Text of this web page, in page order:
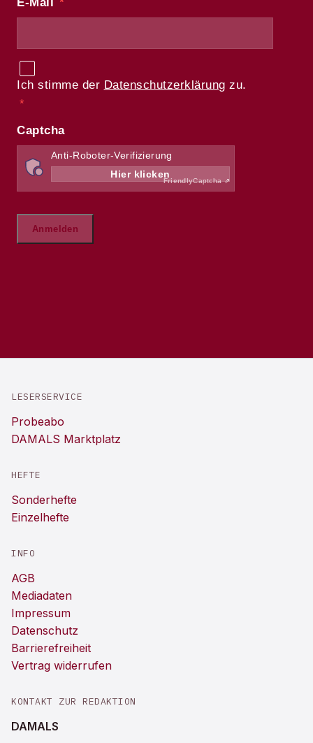
LESERSERVICE
Probeabo
DAMALS Marktplatz
HEFTE
Sonderhefte
Einzelhefte
INFO
AGB
Mediadaten
Impressum
Datenschutz
Barrierefreiheit
Vertrag widerrufen
KONTAKT ZUR REDAKTION
DAMALS